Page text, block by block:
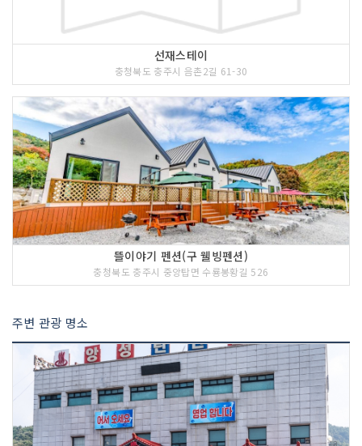
선재스테이
충청북도 충주시 음촌2길 61-30
뜰이야기 펜션(구 웰빙펜션)
충청북도 충주시 중앙탑면 수룡봉황길 526
주변 관광 명소